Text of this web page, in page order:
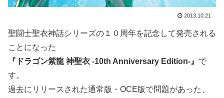
2013.10.21
聖闘士聖衣神話シリーズの１０周年を記念して発売される
ことになった
『ドラゴン紫龍 神聖衣 ‐10th Anniversary Edition‐』 で
す。
過去にリリースされた通常版・OCE版で問題があった、